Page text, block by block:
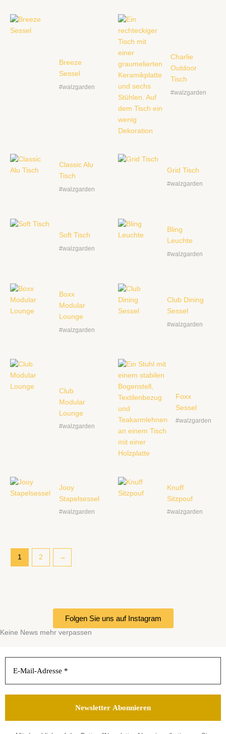
Breeze
Sessel
#walzgarden
Charlie
Outdoor
Tisch
#walzgarden
Classic Alu
Tisch
#walzgarden
Grid Tisch
#walzgarden
Soft Tisch
#walzgarden
Bling
Leuchte
#walzgarden
Boxx
Modular
Lounge
#walzgarden
Club Dining
Sessel
#walzgarden
Club
Modular
Lounge
#walzgarden
Foxx
Sessel
#walzgarden
Jooy
Stapelsessel
#walzgarden
Knuff
Sitzpouf
#walzgarden
1 2 →
Folgen Sie uns auf Instagram
Keine News mehr verpassen